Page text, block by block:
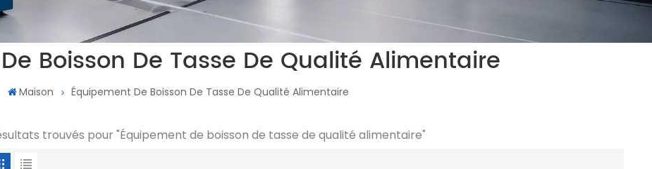
Boisson De Tasse De Qualité Alimentaire
Maison Équipement De Boisson De Tasse De Qualité Alimentaire
trouvés pour "Équipement de boisson de tasse de qualité alimentaire"